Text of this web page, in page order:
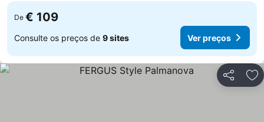
De € 109
Consulte os preços de 9 sites Ver preços
Partilhar